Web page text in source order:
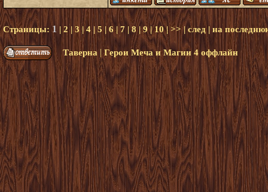
Страницы:1 | 2|3 |4 |5| 6| 7 |8|9|10|>>|след | на
Таверна|Герои Меча и Магии 4 оффлайн